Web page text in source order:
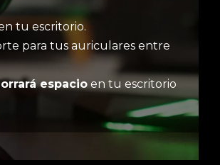
tu escritorio.
para tus auriculares entre
espacio en tu escritorio